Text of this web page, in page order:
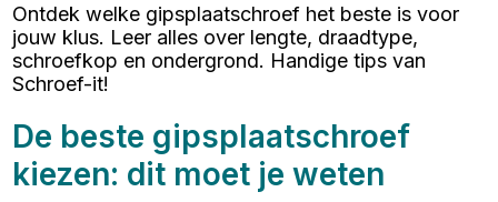
Ontdek welke gipsplaatschroef het beste is voor
jouw klus. Leer alles over lengte, draadtype,
schroefkop en ondergrond. Handige tips van
Schroef-it!
De beste gipsplaatschroef
kiezen: dit moet je weten